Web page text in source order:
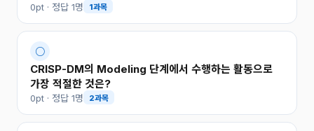
0pt · 정답 1명 1과목
○
CRISP-DM의 Modeling 단계에서 수행하는 활동으로
가장 적절한 것은?
0pt · 정답 1명 2과목